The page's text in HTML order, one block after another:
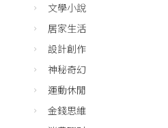
文學小說
居家生活
設計創作
神秘奇幻
運動休閒
金錢思維